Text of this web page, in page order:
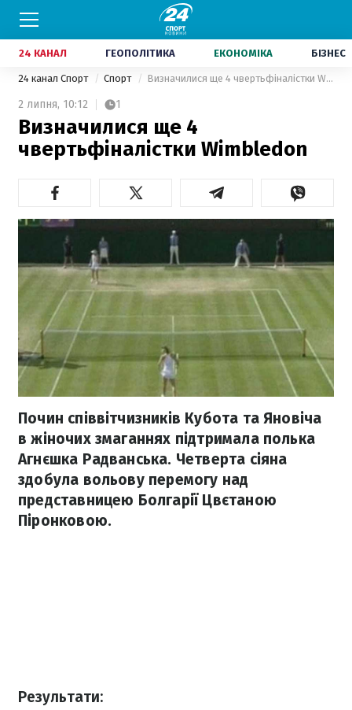
24 КАНАЛ ГЕОПОЛІТИКА ЕКОНОМІКА БІЗНЕС
24 канал Спорт Спорт Визначилися ще 4 чвертьфіналістки Wimbledon
2 липня, 10:12 1
Визначилися ще 4
чвертьфіналістки Wimbledon
Почин співвітчизників Кубота та Яновіча
в жіночих змаганнях підтримала полька
Агнєшка Радванська. Четверта сіяна
здобула вольову перемогу над
представницею Болгарії Цвєтаною
Піронковою.
Результати: